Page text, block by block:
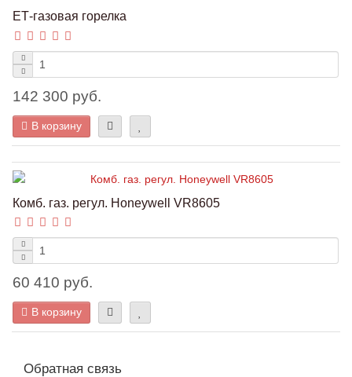
ЕТ-газовая горелка
142 300 руб.
В корзину
Комб. газ. регул. Honeywell VR8605
60 410 руб.
В корзину
Обратная связь